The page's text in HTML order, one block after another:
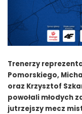
Trenerzy
Pomorskiego,
oraz Krzysztof
powołali młodych
jutrzejszy mecz